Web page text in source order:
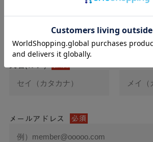
メールアドレス 必須